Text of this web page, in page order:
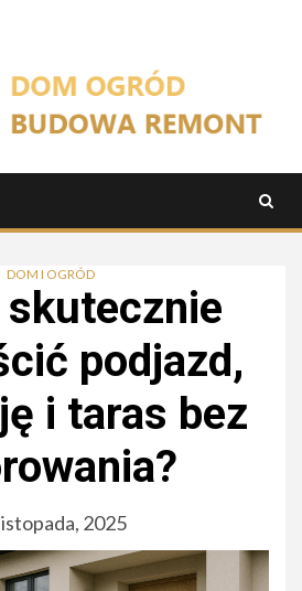
DOM I OGRÓD
skutecznie
podjazd,
i taras bez
2025